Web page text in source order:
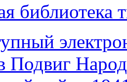
библиотека